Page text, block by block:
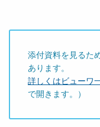
添付資料を見るた
あります。
詳しくはビューワ
で開きます。）